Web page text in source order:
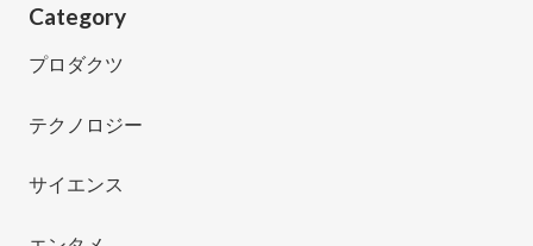
Category
プロダクツ
テクノロジー
サイエンス